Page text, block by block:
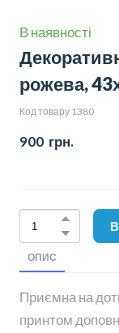
В наявності
рожева,
Код товару 1380
900  грн.
ОПИС
Приємна на
принтом